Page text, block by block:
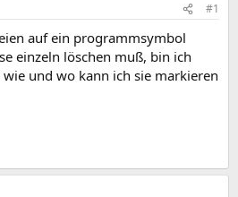
#1
auf ein programmsymbol
einzeln löschen muß, bin ich
und wo kann ich sie markieren